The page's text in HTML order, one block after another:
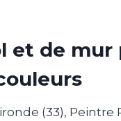
et de mur
(33), Peintre